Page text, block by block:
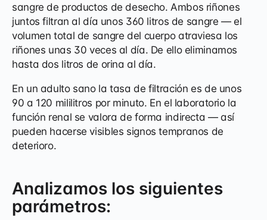
sangre de productos de desecho. Ambos riñones
juntos filtran al día unos 360 litros de sangre — el
volumen total de sangre del cuerpo atraviesa los
riñones unas 30 veces al día. De ello eliminamos
hasta dos litros de orina al día.
En un adulto sano la tasa de filtración es de unos
90 a 120 mililitros por minuto. En el laboratorio la
función renal se valora de forma indirecta — así
pueden hacerse visibles signos tempranos de
deterioro.
Analizamos los siguientes
parámetros: